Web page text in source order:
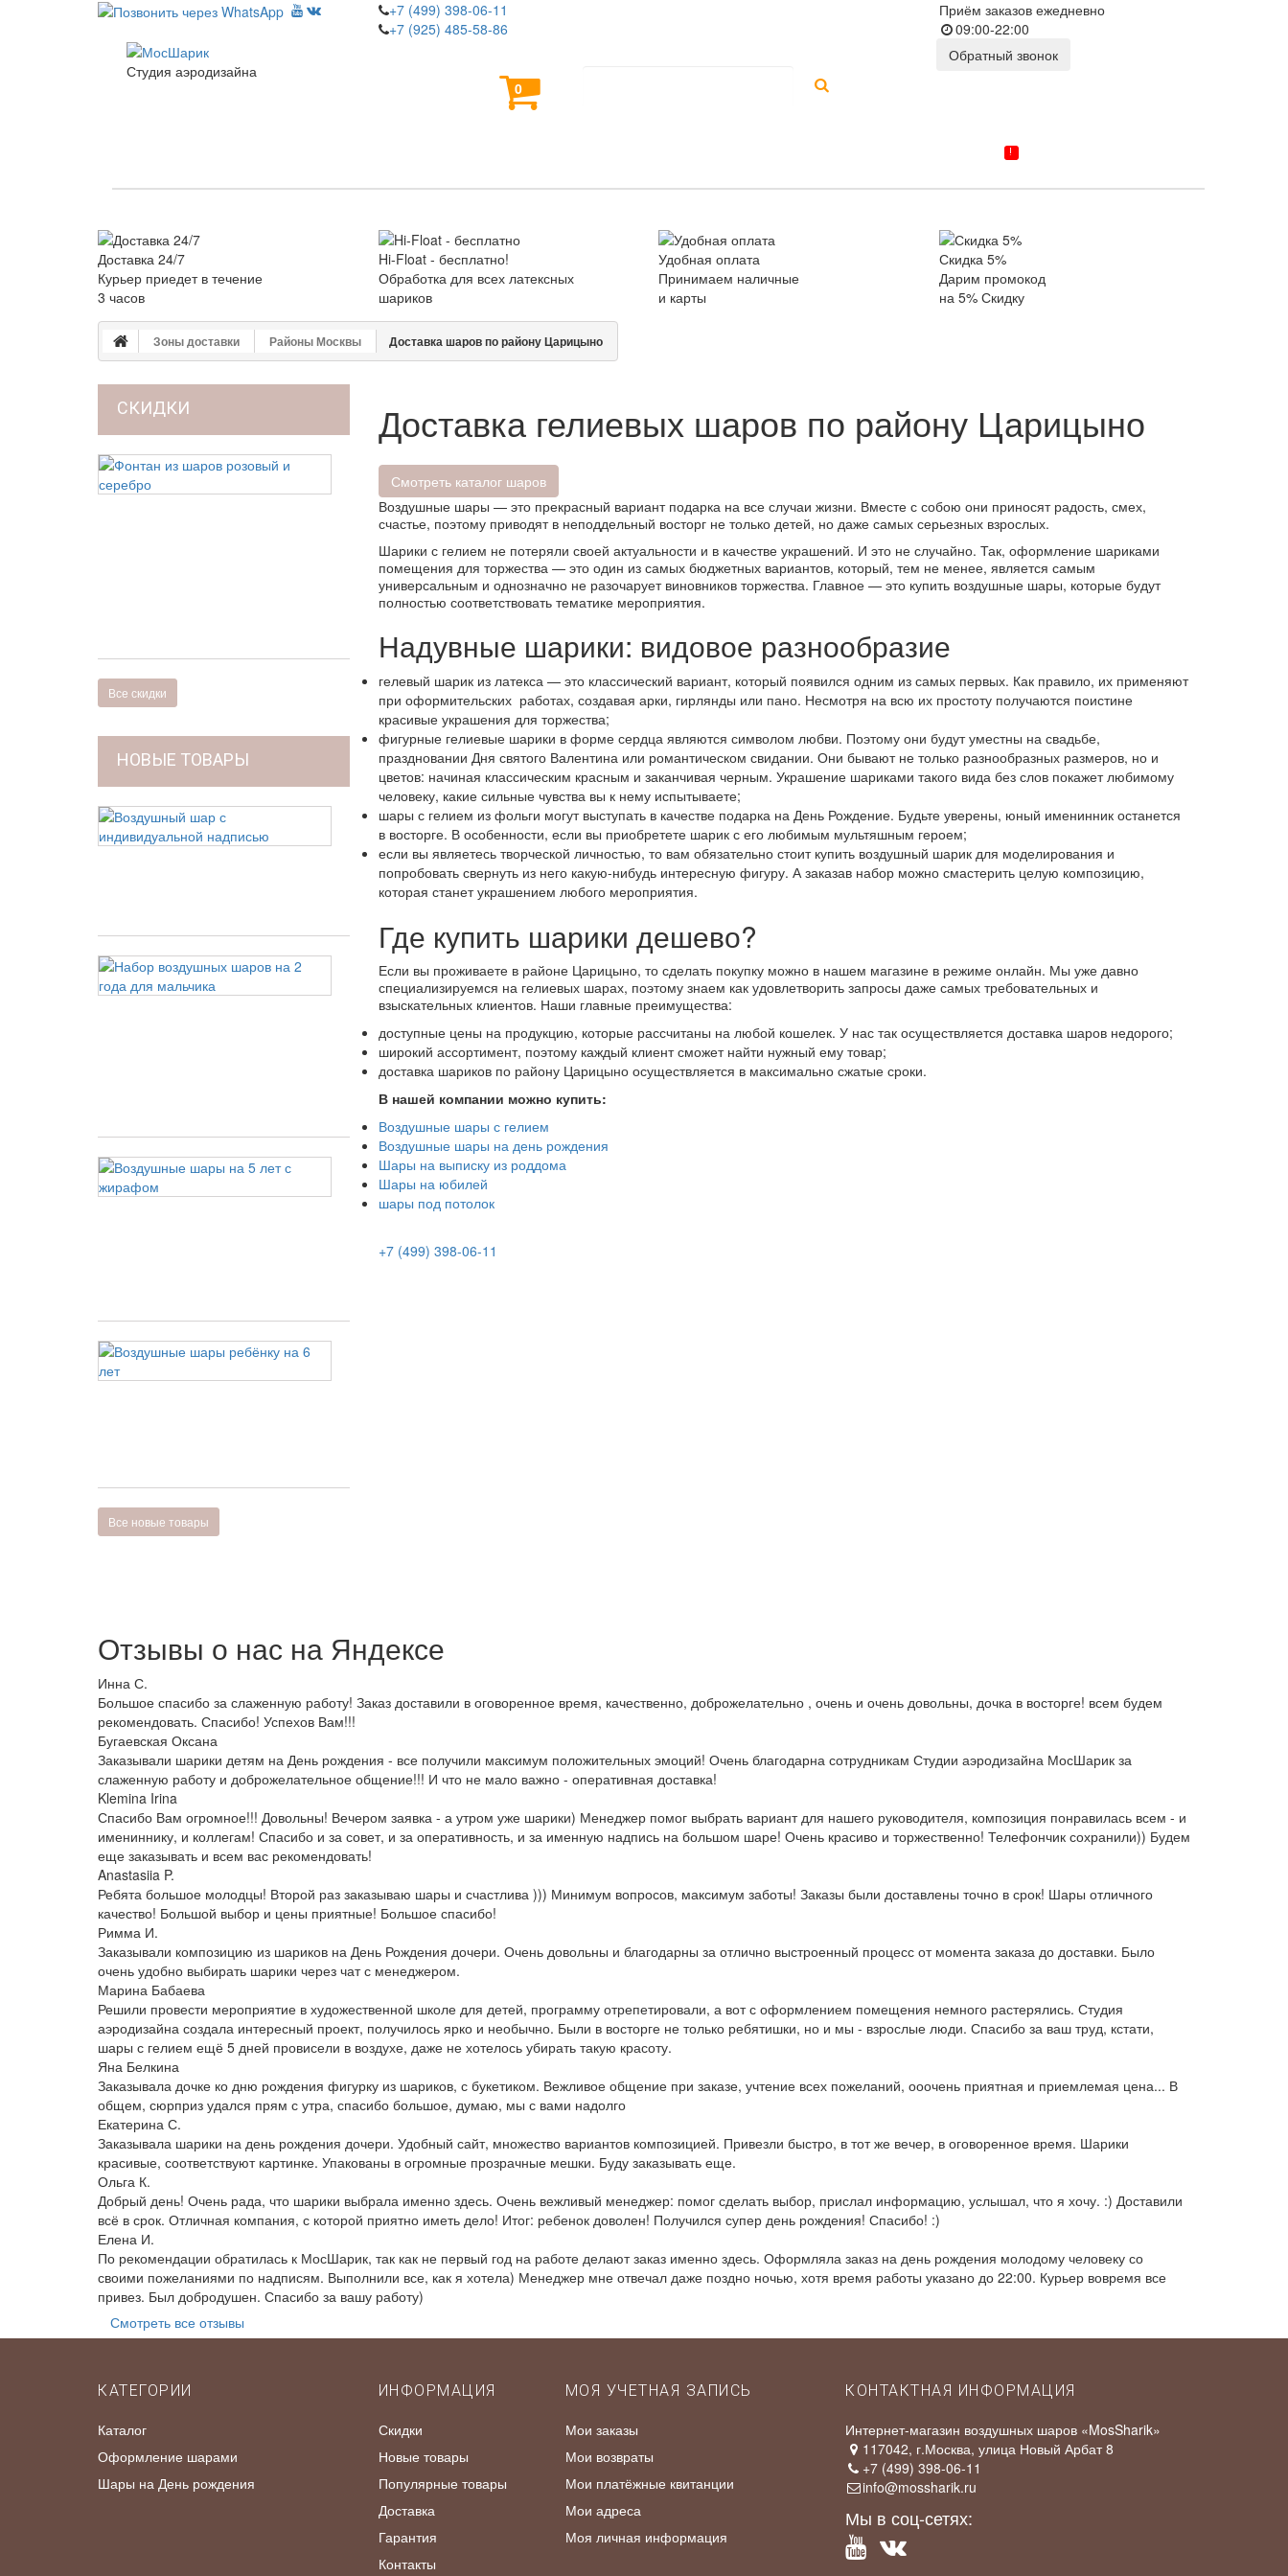
+7 (499) 398-06-11
+7 (925) 485-58-86
Приём заказов ежедневно
09:00-22:00
Студия аэродизайна
0
Обратный звонок
!
Доставка 24/7
Курьер приедет в течение
3 часов
Hi-Float - бесплатно!
Обработка для всех латексных
шариков
Удобная оплата
Принимаем наличные
и карты
Скидка 5%
Дарим промокод
на 5% Скидку
Зоны доставки Районы Москвы Доставка шаров по району Царицыно
СКИДКИ
Фонтан
шаров
розовый
серебро
4 170 руб
Все скидки
НОВЫЕ ТОВАРЫ
Воздушный
индивидуальной
надписью
Набор
воздушных
шаров
года
для
мальчика
5 000 руб
Воздушные
шары
на
Все новые товары
Доставка гелиевых шаров по району Царицыно
Смотреть каталог шаров
Воздушные шары — это прекрасный вариант подарка на все случаи жизни. Вместе с собою они приносят радость, смех,
счастье, поэтому приводят в неподдельный восторг не только детей, но даже самых серьезных взрослых.
Шарики с гелием не потеряли своей актуальности и в качестве украшений. И это не случайно. Так, оформление шариками
помещения для торжества — это один из самых бюджетных вариантов, который, тем не менее, является самым
универсальным и однозначно не разочарует виновников торжества. Главное — это купить воздушные шары, которые будут
полностью соответствовать тематике мероприятия.
Надувные шарики: видовое разнообразие
гелевый шарик из латекса — это классический вариант, который появился одним из самых первых. Как правило, их применяют
при оформительских работах, создавая арки, гирлянды или пано. Несмотря на всю их простоту получаются поистине
красивые украшения для торжества;
фигурные гелиевые шарики в форме сердца являются символом любви. Поэтому они будут уместны на свадьбе,
праздновании Дня святого Валентина или романтическом свидании. Они бывают не только разнообразных размеров, но и
цветов: начиная классическим красным и заканчивая черным. Украшение шариками такого вида без слов покажет любимому
человеку, какие сильные чувства вы к нему испытываете;
шары с гелием из фольги могут выступать в качестве подарка на День Рождение. Будьте уверены, юный именинник останется
в восторге. В особенности, если вы приобретете шарик с его любимым мультяшным героем;
если вы являетесь творческой личностью, то вам обязательно стоит купить воздушный шарик для моделирования и
попробовать свернуть из него какую-нибудь интересную фигуру. А заказав набор можно смастерить целую композицию,
которая станет украшением любого мероприятия.
Где купить шарики дешево?
Если вы проживаете в районе Царицыно, то сделать покупку можно в нашем магазине в режиме онлайн. Мы уже давно
специализируемся на гелиевых шарах, поэтому знаем как удовлетворить запросы даже самых требовательных и
взыскательных клиентов. Наши главные преимущества:
доступные цены на продукцию, которые рассчитаны на любой кошелек. У нас так осуществляется доставка шаров недорого;
широкий ассортимент, поэтому каждый клиент сможет найти нужный ему товар;
доставка шариков по району Царицыно осуществляется в максимально сжатые сроки.
В нашей компании можно купить:
Воздушные шары с гелием
Воздушные шары на день рождения
Шары на выписку из роддома
Шары на юбилей
шары под потолок
+7 (499) 398-06-11
Отзывы о нас на Яндексе
Инна С.
Большое спасибо за слаженную работу! Заказ доставили в оговоренное время, качественно, доброжелательно , очень и очень довольны, дочка в восторге! всем будем
рекомендовать. Спасибо! Успехов Вам!!!
Бугаевская Оксана
Заказывали шарики детям на День рождения - все получили максимум положительных эмоций! Очень благодарна сотрудникам Студии аэродизайна МосШарик за
слаженную работу и доброжелательное общение!!! И что не мало важно - оперативная доставка!
Klemina Irina
Спасибо Вам огромное!!! Довольны! Вечером заявка - а утром уже шарики) Менеджер помог выбрать вариант для нашего руководителя, композиция понравилась всем - и
имениннику, и коллегам! Спасибо и за совет, и за оперативность, и за именную надпись на большом шаре! Очень красиво и торжественно! Телефончик сохранили)) Будем
еще заказывать и всем вас рекомендовать!
Anastasiia P.
Ребята большое молодцы! Второй раз заказываю шары и счастлива ))) Минимум вопросов, максимум заботы! Заказы были доставлены точно в срок! Шары отличного
качество! Большой выбор и цены приятные! Большое спасибо!
Римма И.
Заказывали композицию из шариков на День Рождения дочери. Очень довольны и благодарны за отлично выстроенный процесс от момента заказа до доставки. Было
очень удобно выбирать шарики через чат с менеджером.
Марина Бабаева
Решили провести мероприятие в художественной школе для детей, программу отрепетировали, а вот с оформлением помещения немного растерялись. Студия
аэродизайна создала интересный проект, получилось ярко и необычно. Были в восторге не только ребятишки, но и мы - взрослые люди. Спасибо за ваш труд, кстати,
шары с гелием ещё 5 дней провисели в воздухе, даже не хотелось убирать такую красоту.
Яна Белкина
Заказывала дочке ко дню рождения фигурку из шариков, с букетиком. Вежливое общение при заказе, учтение всех пожеланий, ооочень приятная и приемлемая цена... В
общем, сюрприз удался прям с утра, спасибо большое, думаю, мы с вами надолго
Екатерина С.
Заказывала шарики на день рождения дочери. Удобный сайт, множество вариантов композицией. Привезли быстро, в тот же вечер, в оговоренное время. Шарики
красивые, соответствуют картинке. Упакованы в огромные прозрачные мешки. Буду заказывать еще.
Ольга К.
Добрый день! Очень рада, что шарики выбрала именно здесь. Очень вежливый менеджер: помог сделать выбор, прислал информацию, услышал, что я хочу. :) Доставили
всё в срок. Отличная компания, с которой приятно иметь дело! Итог: ребенок доволен! Получился супер день рождения! Спасибо! :)
Елена И.
По рекомендации обратилась к МосШарик, так как не первый год на работе делают заказ именно здесь. Оформляла заказ на день рождения молодому человеку со
своими пожеланиями по надписям. Выполнили все, как я хотела) Менеджер мне отвечал даже поздно ночью, хотя время работы указано до 22:00. Курьер вовремя все
привез. Был добродушен. Спасибо за вашу работу)
Смотреть все отзывы
КАТЕГОРИИ
Каталог
Оформление шарами
Шары на День рождения
ИНФОРМАЦИЯ
Скидки
Новые товары
Популярные товары
Доставка
Гарантия
Контакты
МОЯ УЧЕТНАЯ ЗАПИСЬ
Мои заказы
Мои возвраты
Мои платёжные квитанции
Мои адреса
Моя личная информация
КОНТАКТНАЯ ИНФОРМАЦИЯ
Интернет-магазин воздушных шаров «MosSharik»
117042, г.Москва, улица Новый Арбат 8
+7 (499) 398-06-11
info@mossharik.ru
Мы в соц-сетях: